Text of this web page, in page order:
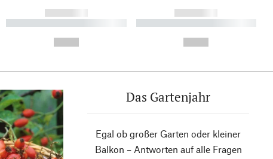
------------
----------- ----------- ----------
------------
----------- ----------- ----------
Das Gartenjahr
Egal ob großer Garten oder kleiner
Balkon – Antworten auf alle Fragen